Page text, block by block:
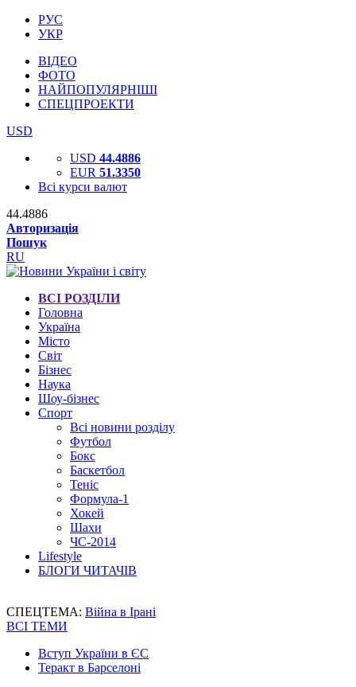
РУС
УКР
ВІДЕО
ФОТО
НАЙПОПУЛЯРНІШІ
СПЕЦПРОЕКТИ
USD
USD 44.4886
EUR 51.3350
Всі курси валют
44.4886
Авторизація
Пошук
RU
ВСІ РОЗДІЛИ
Головна
Україна
Місто
Світ
Бізнес
Наука
Шоу-бізнес
Спорт
Всі новини розділу
Футбол
Бокс
Баскетбол
Теніс
Формула-1
Хокей
Шахи
ЧС-2014
Lifestyle
БЛОГИ ЧИТАЧІВ
СПЕЦТЕМА: Війна в Ірані
ВСІ ТЕМИ
Вступ України в ЄС
Теракт в Барселоні